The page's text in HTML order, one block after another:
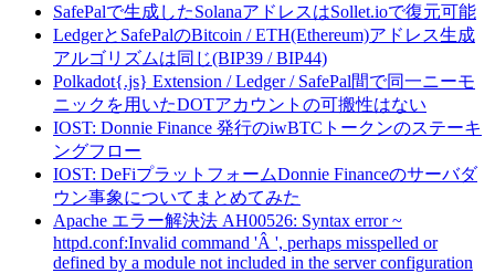
SafePalで生成したSolanaアドレスはSollet.ioで復元可能
LedgerとSafePalのBitcoin / ETH(Ethereum)アドレス生成
アルゴリズムは同じ(BIP39 / BIP44)
Polkadot{.js} Extension / Ledger / SafePal間で同一ニーモ
ニックを用いたDOTアカウントの可搬性はない
IOST: Donnie Finance 発行のiwBTCトークンのステーキ
ングフロー
IOST: DeFiプラットフォームDonnie Financeのサーバダ
ウン事象についてまとめてみた
Apache エラー解決法 AH00526: Syntax error ~
httpd.conf:Invalid command 'Â ', perhaps misspelled or
defined by a module not included in the server configuration